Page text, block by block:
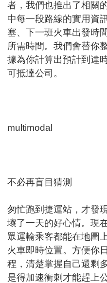
者，我們也推出了相關
中每一段路線的實用資
塞、下一班火車出發時
所需時間。我們會替你
據為你計算出預計到達
可抵達公司。
multimodal
不必再盲目猜測
匆忙跑到捷運站，才發
壞了一天的好心情。現
眾運輸乘客都能在地圖
火車即時位置。方便你
程，清楚掌握自己還剩
是得加速衝刺才能趕上